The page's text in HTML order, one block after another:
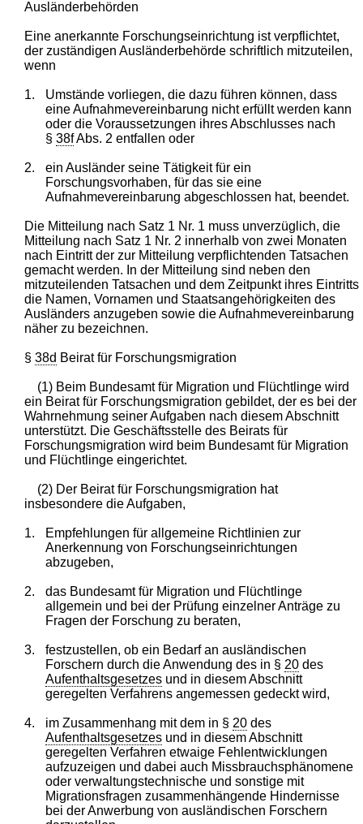
Ausländerbehörden
Eine anerkannte Forschungseinrichtung ist verpflichtet,
der zuständigen Ausländerbehörde schriftlich mitzuteilen,
wenn
1.
Umstände vorliegen, die dazu führen können, dass
eine Aufnahmevereinbarung nicht erfüllt werden kann
oder die Voraussetzungen ihres Abschlusses nach
§ 38fAbs. 2 entfallen oder
2.
ein Ausländer seine Tätigkeit für ein
Forschungsvorhaben, für das sie eine
Aufnahmevereinbarung abgeschlossen hat, beendet.
Die Mitteilung nach Satz 1 Nr. 1 muss unverzüglich, die
Mitteilung nach Satz 1 Nr. 2 innerhalb von zwei Monaten
nach Eintritt der zur Mitteilung verpflichtenden Tatsachen
gemacht werden. In der Mitteilung sind neben den
mitzuteilenden Tatsachen und dem Zeitpunkt ihres Eintritts
die Namen, Vornamen und Staatsangehörigkeiten des
Ausländers anzugeben sowie die Aufnahmevereinbarung
näher zu bezeichnen.
§38d Beirat für Forschungsmigration
(1) Beim Bundesamt für Migration und Flüchtlinge wird
ein Beirat für Forschungsmigration gebildet, der es bei der
Wahrnehmung seiner Aufgaben nach diesem Abschnitt
unterstützt. Die Geschäftsstelle des Beirats für
Forschungsmigration wird beim Bundesamt für Migration
und Flüchtlinge eingerichtet.
(2) Der Beirat für Forschungsmigration hat
insbesondere die Aufgaben,
1.
Empfehlungen für allgemeine Richtlinien zur
Anerkennung von Forschungseinrichtungen
abzugeben,
2.
das Bundesamt für Migration und Flüchtlinge
allgemein und bei der Prüfung einzelner Anträge zu
Fragen der Forschung zu beraten,
3.
festzustellen, ob ein Bedarf an ausländischen
Forschern durch die Anwendung des in § 20des
Aufenthaltsgesetzesund in diesem Abschnitt
geregelten Verfahrens angemessen gedeckt wird,
4. im Zusammenhang mit dem in § 20des
Aufenthaltsgesetzesund in diesem Abschnitt
geregelten Verfahren etwaige Fehlentwicklungen
aufzuzeigen und dabei auch Missbrauchsphänomene
oder verwaltungstechnische und sonstige mit
Migrationsfragen zusammenhängende Hindernisse
bei der Anwerbung von ausländischen Forschern